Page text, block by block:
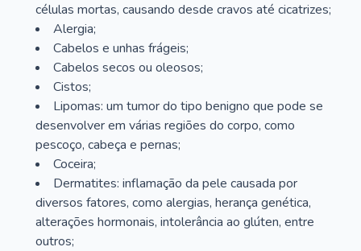
células mortas, causando desde cravos até cicatrizes;
Alergia;
Cabelos e unhas frágeis;
Cabelos secos ou oleosos;
Cistos;
Lipomas: um tumor do tipo benigno que pode se
desenvolver em várias regiões do corpo, como
pescoço, cabeça e pernas;
Coceira;
Dermatites: inflamação da pele causada por
diversos fatores, como alergias, herança genética,
alterações hormonais, intolerância ao glúten, entre
outros;